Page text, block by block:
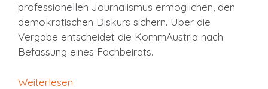
professionellen Journalismus ermöglichen, den
demokratischen Diskurs sichern. Über die
Vergabe entscheidet die KommAustria nach
Befassung eines Fachbeirats.
Weiterlesen